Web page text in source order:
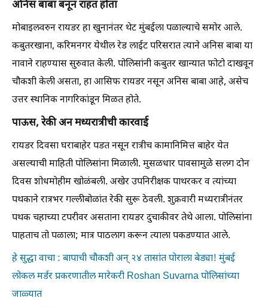
अनिस बाबा बनून राहत होता
मोबाइलवरुन रायडर हा खुनानंतर थेट मुंबईला पळाल्याचे समोर आले.
कबुतरखाना, करिमनगर येथील रेड लाईट परिसरात त्याने अनिस बाबा या
नावाने राहण्यास सुरुवात केली. पोलिसांनी कबुतर खान्यात फोटो दाखवून
चौकशी केली असता, हा आसिफ रायडर नसून अनिस बाबा आहे, असेच
उत्तर स्थानिक नागरिकांडून मिळत होते.
पाऊस, रेकी अन मध्यरात्रीची कारवाई
रायडर दिवसा घराबाहेर पडत नसून रात्रीच कामानिमित्त बाहेर येत
असल्याची माहिती पोलिसांना मिळाली. मुसळधार पावसामुळे सलग दोन
दिवस शोधमोहीम खोळंबली. अखेर उपनिरीक्षक पाथरकर व त्यांच्या
पथकाने रात्रभर गल्लीबोळांत रेकी सुरू ठेवली. शुक्रवारी मध्यरात्रीनंतर
पथक चहाच्या टपरीवर असताना रायडर दुचाकीवर तेथे आला. पोलिसांना
पाहताच तो पळाला; मात्र पाठलाग करून त्याला पकडण्यात आले.
हे सुद्धा वाचा : बापाची चौकशी अन् २४ तासांत पोराला बेड्या! मुंबई
लोकल मर्डर प्रकरणातील मारेकरी Roshan Suvarna पोलिसांच्या
जाळ्यात